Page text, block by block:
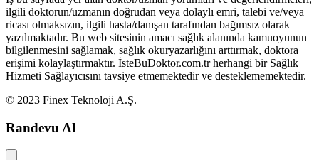
ilgili doktorun/uzmanın doğrudan veya dolaylı emri, talebi ve/veya
ricası olmaksızın, ilgili hasta/danışan tarafından bağımsız olarak
yazılmaktadır. Bu web sitesinin amacı sağlık alanında kamuoyunun
bilgilenmesini sağlamak, sağlık okuryazarlığını arttırmak, doktora
erişimi kolaylaştırmaktır. İsteBuDoktor.com.tr herhangi bir Sağlık
Hizmeti Sağlayıcısını tavsiye etmemektedir ve desteklememektedir.
© 2023 Finex Teknoloji A.Ş.
Randevu Al